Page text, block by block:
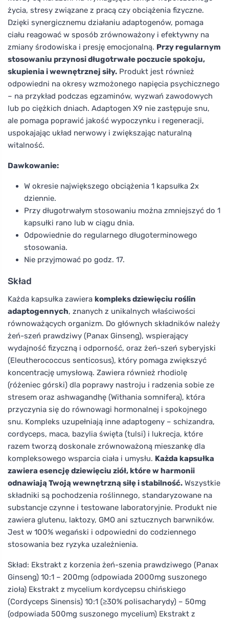
życia, stresy związane z pracą czy obciążenia fizyczne.
Dzięki synergicznemu działaniu adaptogenów, pomaga
ciału reagować w sposób zrównoważony i efektywny na
zmiany środowiska i presję emocjonalną. Przy regularnym
stosowaniu przynosi długotrwałe poczucie spokoju,
skupienia i wewnętrznej siły. Produkt jest również
odpowiedni na okresy wzmożonego napięcia psychicznego
– na przykład podczas egzaminów, wyzwań zawodowych
lub po ciężkich dniach. Adaptogen X9 nie zastępuje snu,
ale pomaga poprawić jakość wypoczynku i regeneracji,
uspokajając układ nerwowy i zwiększając naturalną
witalność.
Dawkowanie:
W okresie największego obciążenia 1 kapsułka 2x
dziennie.
Przy długotrwałym stosowaniu można zmniejszyć do 1
kapsułki rano lub w ciągu dnia.
Odpowiednie do regularnego długoterminowego
stosowania.
Nie przyjmować po godz. 17.
Skład
Każda kapsułka zawiera kompleks dziewięciu roślin
adaptogennych, znanych z unikalnych właściwości
równoważących organizm. Do głównych składników należy
żeń-szeń prawdziwy (Panax Ginseng), wspierający
wydajność fizyczną i odporność, oraz żeń-szeń syberyjski
(Eleutherococcus senticosus), który pomaga zwiększyć
koncentrację umysłową. Zawiera również rhodiolę
(różeniec górski) dla poprawy nastroju i radzenia sobie ze
stresem oraz ashwagandhę (Withania somnifera), która
przyczynia się do równowagi hormonalnej i spokojnego
snu. Kompleks uzupełniają inne adaptogeny – schizandra,
cordyceps, maca, bazylia święta (tulsi) i lukrecja, które
razem tworzą doskonale zrównoważoną mieszankę dla
kompleksowego wsparcia ciała i umysłu. Każda kapsułka
zawiera esencję dziewięciu ziół, które w harmonii
odnawiają Twoją wewnętrzną siłę i stabilność. Wszystkie
składniki są pochodzenia roślinnego, standaryzowane na
substancje czynne i testowane laboratoryjnie. Produkt nie
zawiera glutenu, laktozy, GMO ani sztucznych barwników.
Jest w 100% wegański i odpowiedni do codziennego
stosowania bez ryzyka uzależnienia.
Skład: Ekstrakt z korzenia żeń-szenia prawdziwego (Panax
Ginseng) 10:1 – 200mg (odpowiada 2000mg suszonego
zioła) Ekstrakt z mycelium kordycepsu chińskiego
(Cordyceps Sinensis) 10:1 (≥30% polisacharydy) – 50mg
(odpowiada 500mg suszonego mycelium) Ekstrakt z